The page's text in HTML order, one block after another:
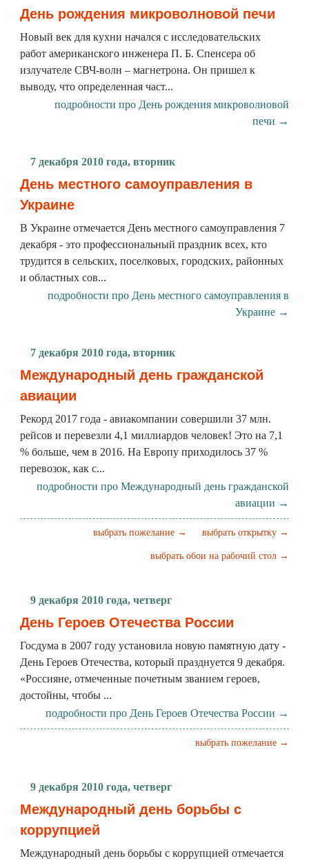
День рождения микроволновой печи
Новый век для кухни начался с исследовательских
работ американского инженера П. Б. Спенсера об
излучателе СВЧ-волн – магнетрона. Он пришел к
выводу, что определенная част...
подробности про День рождения микроволновой
печи →
7 декабря 2010 года, вторник
День местного самоуправления в
Украине
В Украине отмечается День местного самоуправления 7
декабря - это профессиональный праздник всех, кто
трудится в сельских, поселковых, городских, районных
и областных сов...
подробности про День местного самоуправления в
Украине →
7 декабря 2010 года, вторник
Международный день гражданской
авиации
Рекорд 2017 года - авиакомпании совершили 37 млн.
рейсов и перевезли 4,1 миллиардов человек! Это на 7,1
% больше, чем в 2016. На Европу приходилось 37 %
перевозок, как с...
подробности про Международный день гражданской
авиации →
выбрать открытку →
выбрать пожелание →
выбрать обои на рабочий стол →
9 декабря 2010 года, четверг
День Героев Отечества России
Госдума в 2007 году установила новую памятную дату -
День Героев Отечества, который празднуется 9 декабря.
«Россияне, отмеченные почетным званием героев,
достойны, чтобы ...
подробности про День Героев Отечества России →
выбрать пожелание →
9 декабря 2010 года, четверг
Международный день борьбы с
коррупцией
Международный день борьбы с коррупцией отмечается